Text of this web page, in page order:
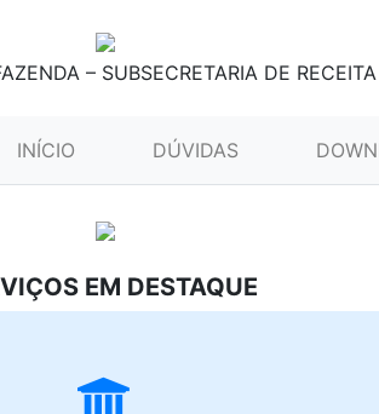
– SUBSECRETARIA DE RECEITA
INÍCIO (CURRENT)DÚVIDAS
EM DESTAQUE